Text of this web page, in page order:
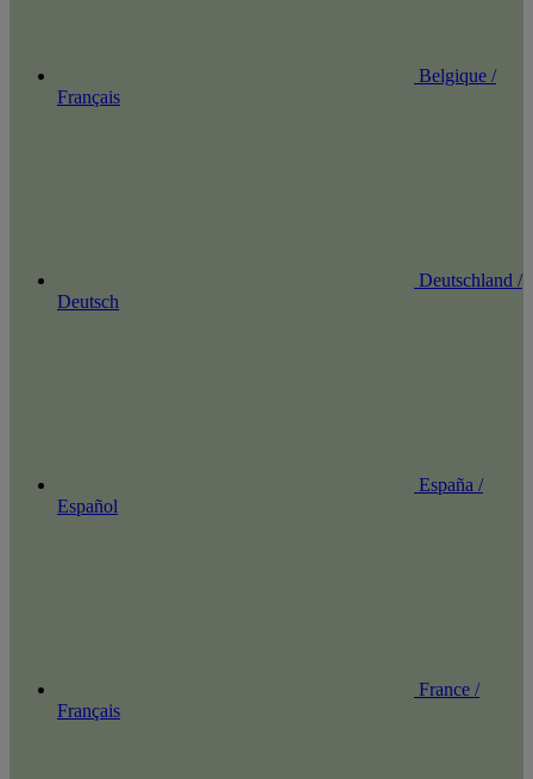
Belgique /
Français
Deutschland /
Deutsch
España /
Español
France /
Français